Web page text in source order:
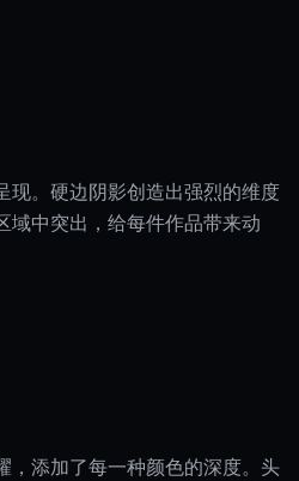
现。硬边阴影创造出强烈的维度
域中突出，给每件作品带来动
，添加了每一种颜色的深度。头